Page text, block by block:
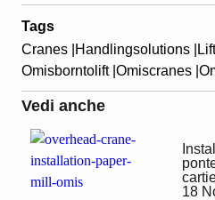
Tags
Cranes | Handlingsolutions |
Omisborntolift | Omiscranes |
Vedi anche
18